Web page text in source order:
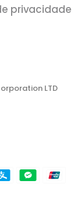
privacidade
LTD